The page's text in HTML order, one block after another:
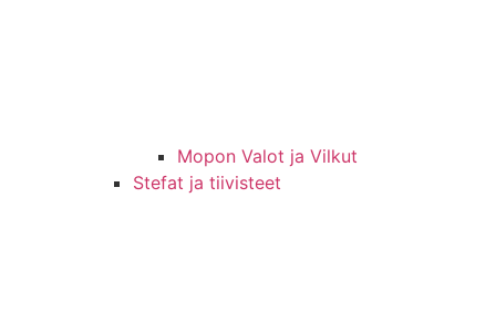
Mopon Valot ja Vilkut
Stefat ja tiivisteet